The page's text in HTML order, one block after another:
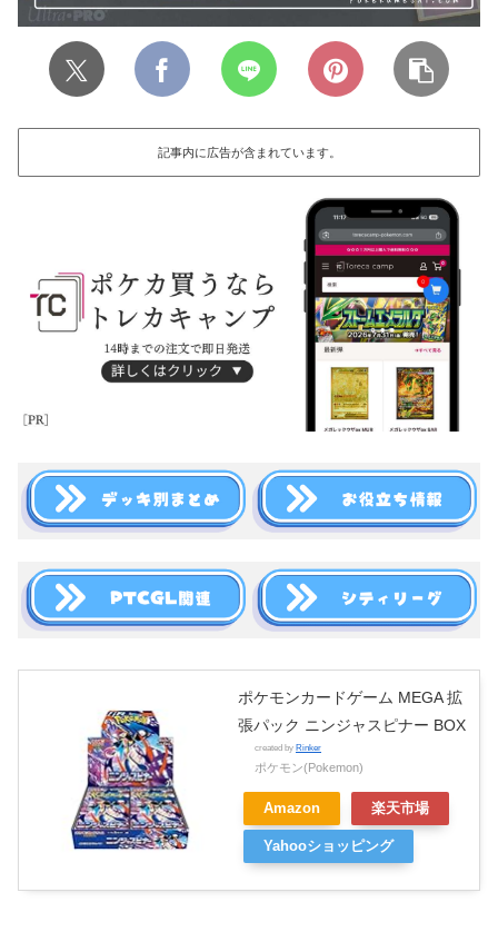
記事内に広告が含まれています。
ポケモンカードゲーム MEGA 拡
張パック ニンジャスピナー BOX
created by Rinker
ポケモン(Pokemon)
Amazon 楽天市場
Yahooショッピング